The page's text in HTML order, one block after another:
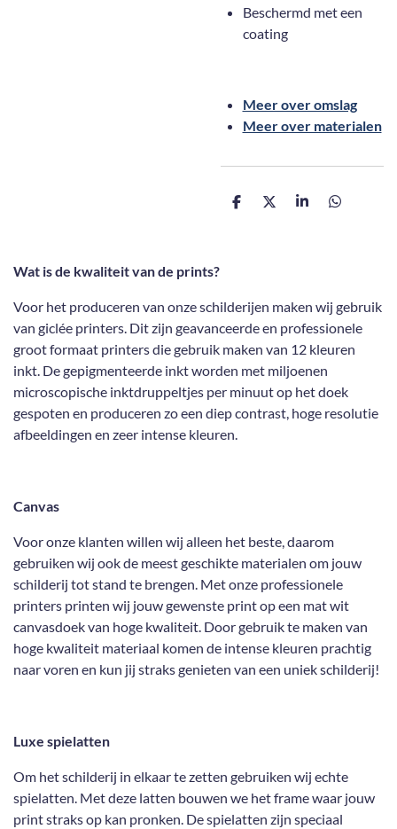
Beschermd met een
coating
Meer over omslag
Meer over materialen
D
D
S
D
Wat is de kwaliteit van de prints?
Voor het produceren van onze schilderijen maken wij gebruik
van giclée printers. Dit zijn geavanceerde en professionele
groot formaat printers die gebruik maken van 12 kleuren
inkt. De gepigmenteerde inkt worden met miljoenen
microscopische inktdruppeltjes per minuut op het doek
gespoten en produceren zo een diep contrast, hoge resolutie
afbeeldingen en zeer intense kleuren.
Canvas
Voor onze klanten willen wij alleen het beste, daarom
gebruiken wij ook de meest geschikte materialen om jouw
schilderij tot stand te brengen. Met onze professionele
printers printen wij jouw gewenste print op een mat wit
canvasdoek van hoge kwaliteit. Door gebruik te maken van
hoge kwaliteit materiaal komen de intense kleuren prachtig
naar voren en kun jij straks genieten van een uniek schilderij!
Luxe spielatten
Om het schilderij in elkaar te zetten gebruiken wij echte
spielatten. Met deze latten bouwen we het frame waar jouw
print straks op kan pronken. De spielatten zijn speciaal